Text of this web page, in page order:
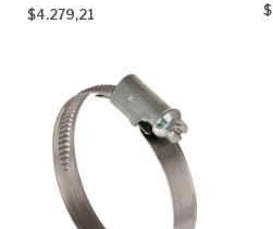
$4.279,21